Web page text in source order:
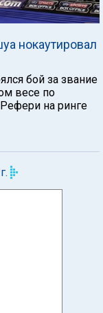
нокаутировал
бой за звание
весе по
на ринге